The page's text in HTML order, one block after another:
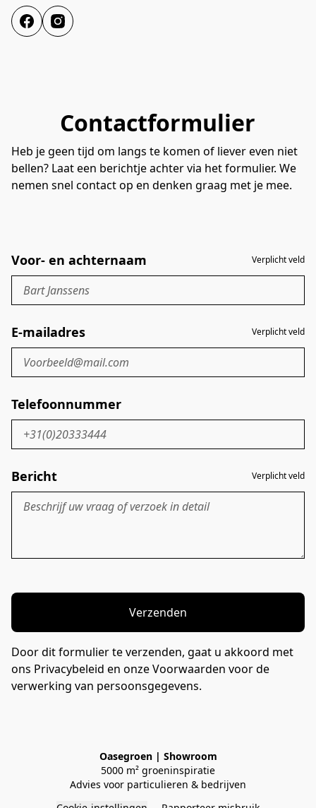
Contactformulier
Heb je geen tijd om langs te komen of liever even niet
bellen? Laat een berichtje achter via het formulier. We
nemen snel contact op en denken graag met je mee.
Voor- en achternaam Verplicht veld
E-mailadres Verplicht veld
Telefoonnummer
Bericht Verplicht veld
Verzenden
Door dit formulier te verzenden, gaat u akkoord met
ons Privacybeleid en onze Voorwaarden voor de
verwerking van persoonsgegevens.
Oasegroen | Showroom
5000 m² groeninspiratie
Advies voor particulieren & bedrijven